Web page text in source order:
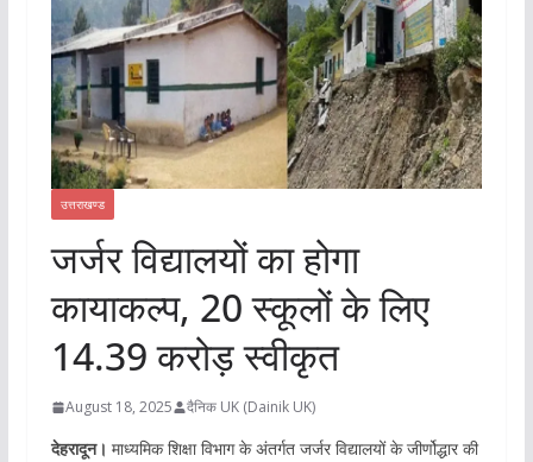
उत्तराखण्ड
जर्जर विद्यालयों का होगा
कायाकल्प, 20 स्कूलों के लिए
14.39 करोड़ स्वीकृत
August 18, 2025 दैनिक UK (Dainik UK)
देहरादून। माध्यमिक शिक्षा विभाग के अंतर्गत जर्जर विद्यालयों के जीर्णोद्धार की